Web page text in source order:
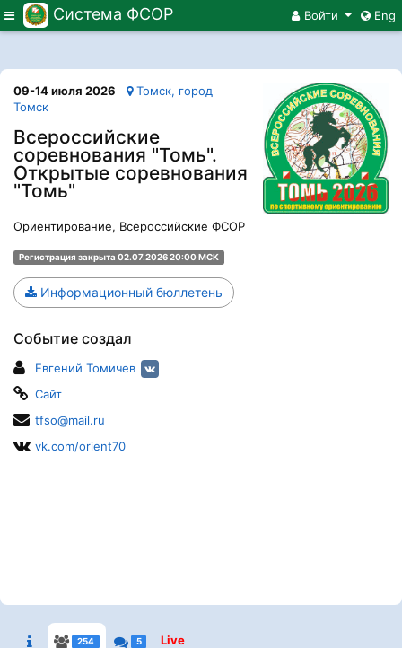
Меню Система ФСОР Войти Eng
09-14 июля 2026
Томск, город
Томск
Всероссийские
соревнования "Томь".
Открытые соревнования
"Томь"
Ориентирование, Всероссийские ФСОР
Регистрация закрыта 02.07.2026 20:00 МСК
Информационный бюллетень
Событие создал
Евгений Томичев
Сайт
tfso@mail.ru
vk.com/orient70
254 5 Live